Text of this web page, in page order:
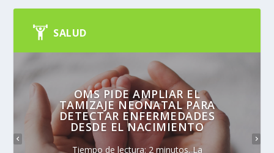
SALUD
OMS PIDE AMPLIAR EL
TAMIZAJE NEONATAL PARA
DETECTAR ENFERMEDADES
DESDE EL NACIMIENTO
Tiempo de lectura: 2 minutos. La